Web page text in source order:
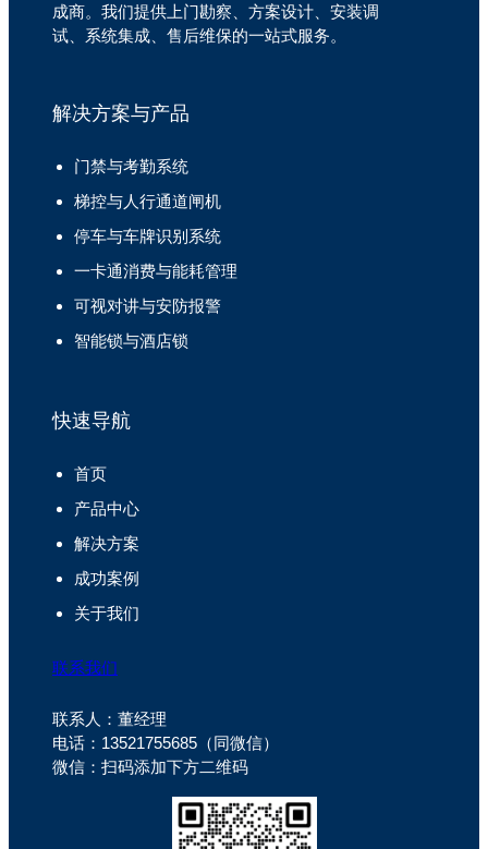
成商。我们提供上门勘察、方案设计、安装调
试、系统集成、售后维保的一站式服务。
解决方案与产品
门禁与考勤系统
梯控与人行通道闸机
停车与车牌识别系统
一卡通消费与能耗管理
可视对讲与安防报警
智能锁与酒店锁
快速导航
首页
产品中心
解决方案
成功案例
关于我们
联系我们
联系人：董经理
电话：13521755685（同微信）
微信：扫码添加下方二维码